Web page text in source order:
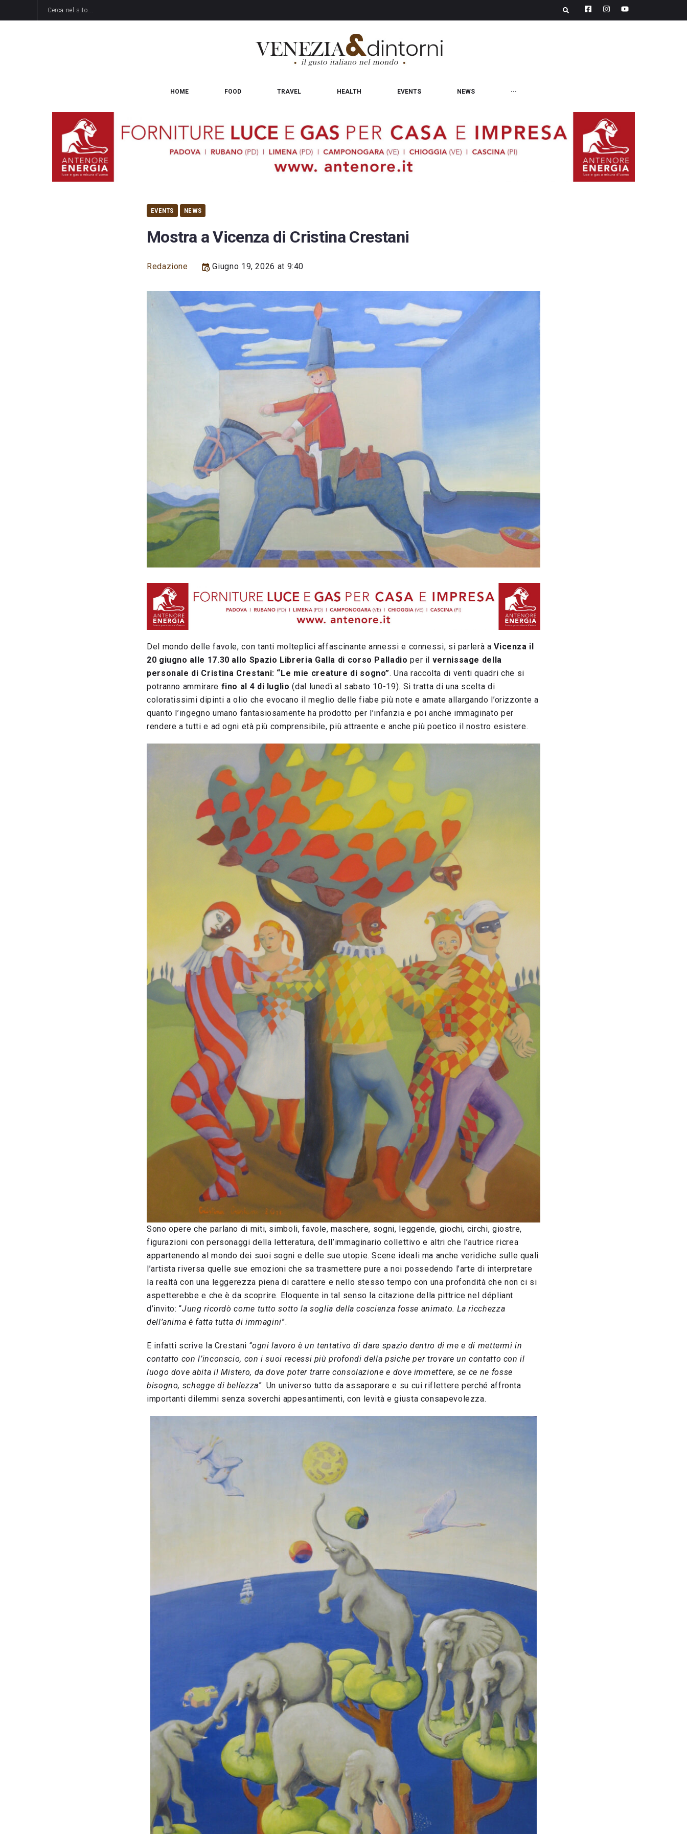
HOME FOOD TRAVEL HEALTH EVENTS NEWS ···
EVENTS NEWS
Mostra a Vicenza di Cristina Crestani
Redazione Giugno 19, 2026 at 9:40
Del mondo delle favole, con tanti molteplici affascinante annessi e connessi, si parlerà aVicenza il
20 giugno alle 17.30 allo Spazio Libreria Galla di corso Palladio per il vernissage della
personale di Cristina Crestani: “Le mie creature di sogno”. Una raccolta di venti quadri che si
potranno ammirare fino al 4 di luglio(dal lunedì al sabato 10-19). Si tratta di una scelta di
coloratissimi dipinti a olio che evocano il meglio delle fiabe più note e amate allargando l’orizzonte a
quanto l’ingegno umano fantasiosamente ha prodotto per l’infanzia e poi anche immaginato per
rendere a tutti e ad ogni età più comprensibile, più attraente e anche più poetico il nostro esistere.
Sono opere che parlano di miti, simboli, favole, maschere, sogni, leggende, giochi, circhi, giostre,
figurazioni con personaggi della letteratura, dell’immaginario collettivo e altri che l’autrice ricrea
appartenendo al mondo dei suoi sogni e delle sue utopie. Scene ideali ma anche veridiche sulle quali
l’artista riversa quelle sue emozioni che sa trasmettere pure a noi possedendo l’arte di interpretare
la realtà con una leggerezza piena di carattere e nello stesso tempo con una profondità che non ci si
aspetterebbe e che è da scoprire. Eloquente in tal senso la citazione della pittrice nel dépliant
d’invito: “Jung ricordò come tutto sotto la soglia della coscienza fosse animato. La ricchezza
dell’anima è fatta tutta di immagini”.
E infatti scrive la Crestani “ogni lavoro è un tentativo di dare spazio dentro di me e di mettermi in
contatto con l’inconscio, con i suoi recessi più profondi della psiche per trovare un contatto con il
luogo dove abita il Mistero, da dove poter trarre consolazione e dove immettere, se ce ne fosse
bisogno, schegge di bellezza”. Un universo tutto da assaporare e su cui riflettere perché affronta
importanti dilemmi senza soverchi appesantimenti, con levità e giusta consapevolezza.